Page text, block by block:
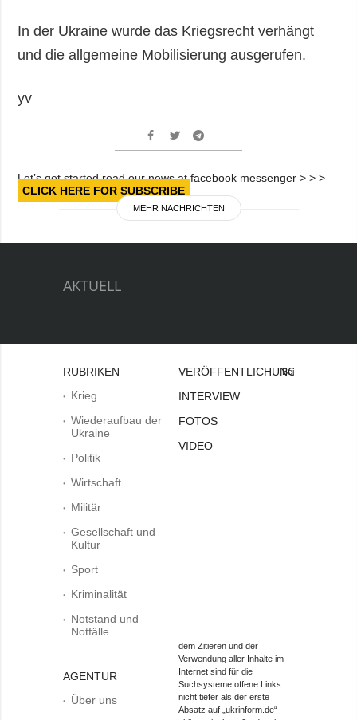
In der Ukraine wurde das Kriegsrecht verhängt
und die allgemeine Mobilisierung ausgerufen.
yv
Let’s get started read our news at facebook messenger > > >
CLICK HERE FOR SUBSCRIBE
MEHR NACHRICHTEN
AKTUELL
RUBRIKEN
Krieg
Wiederaufbau der
Ukraine
Politik
Wirtschaft
Militär
Gesellschaft und
Kultur
Sport
Kriminalität
Notstand und
Notfälle
AGENTUR
Über uns
VERÖFFENTLICHUNGEN
INTERVIEW
FOTOS
VIDEO
Bei
dem Zitieren und der
Verwendung aller Inhalte im
Internet sind für die
Suchsysteme offene Links
nicht tiefer als der erste
Absatz auf „ukrinform.de“